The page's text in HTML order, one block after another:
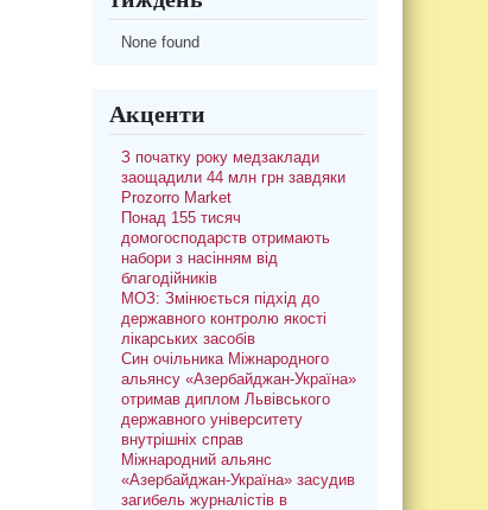
None found
Акценти
З початку року медзаклади
заощадили 44 млн грн завдяки
Prozorro Market
Понад 155 тисяч
домогосподарств отримають
набори з насінням від
благодійників
МОЗ: Змінюється підхід до
державного контролю якості
лікарських засобів
Син очільника Міжнародного
альянсу «Азербайджан-Україна»
отримав диплом Львівського
державного університету
внутрішніх справ
Міжнародний альянс
«Азербайджан-Україна» засудив
загибель журналістів в